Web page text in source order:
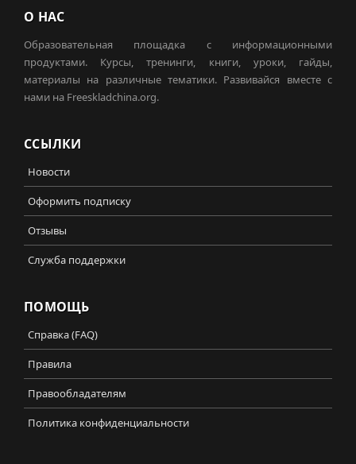
О НАС
Образовательная площадка с информационными
продуктами. Курсы, тренинги, книги, уроки, гайды,
материалы на различные тематики. Развивайся вместе с
нами на Freeskladchina.org.
ССЫЛКИ
Новости
Оформить подписку
Отзывы
Служба поддержки
ПОМОЩЬ
Справка (FAQ)
Правила
Правообладателям
Политика конфиденциальности